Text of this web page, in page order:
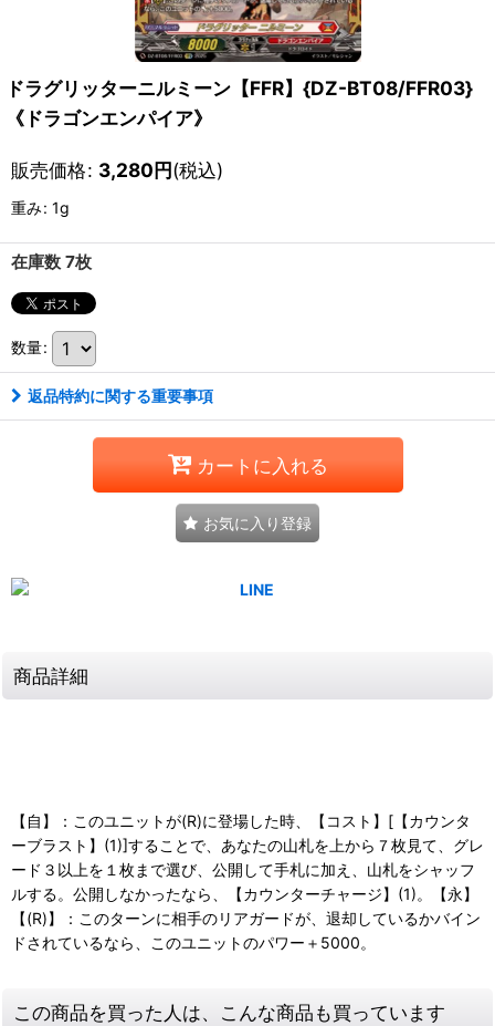
ドラグリッターニルミーン【FFR】{DZ-BT08/FFR03}
《ドラゴンエンパイア》
販売価格: 3,280円(税込)
重み: 1g
在庫数 7枚
数量:
返品特約に関する重要事項
カートに入れる
お気に入り登録
商品詳細
【自】：このユニットが(R)に登場した時、【コスト】[【カウンタ
ーブラスト】(1)]することで、あなたの山札を上から７枚見て、グレ
ード３以上を１枚まで選び、公開して手札に加え、山札をシャッフ
ルする。公開しなかったなら、【カウンターチャージ】(1)。【永】
【(R)】：このターンに相手のリアガードが、退却しているかバイン
ドされているなら、このユニットのパワー＋5000。
この商品を買った人は、こんな商品も買っています